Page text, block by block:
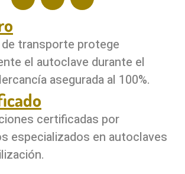
de transporte protege
el autoclave durante el
asegurada al 100%.
certificadas por
especializados en autoclaves